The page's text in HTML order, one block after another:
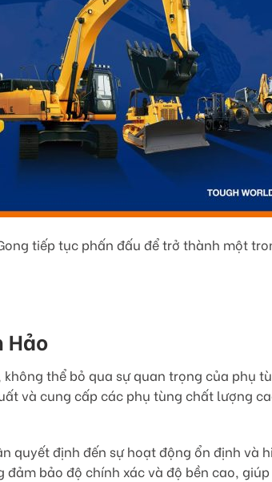
tiếp tục phấn đấu để trở thành một
Hảo
thể bỏ qua sự quan trọng của phụ
và cung cấp các phụ tùng chất lượng
định đến sự hoạt động ổn định và
bảo độ chính xác và độ bền cao,